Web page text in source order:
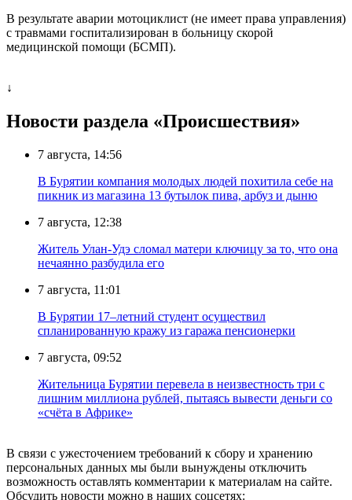
В результате аварии мотоциклист (не имеет права управления)
с травмами госпитализирован в больницу скорой
медицинской помощи (БСМП).
↓
Новости раздела «Происшествия»
7 августа, 14:56
В Бурятии компания молодых людей похитила себе на
пикник из магазина 13 бутылок пива, арбуз и дыню
7 августа, 12:38
Житель Улан-Удэ сломал матери ключицу за то, что она
нечаянно разбудила его
7 августа, 11:01
В Бурятии 17–летний студент осуществил
спланированную кражу из гаража пенсионерки
7 августа, 09:52
Жительница Бурятии перевела в неизвестность три с
лишним миллиона рублей, пытаясь вывести деньги со
«счёта в Африке»
В связи с ужесточением требований к сбору и хранению
персональных данных мы были вынуждены отключить
возможность оставлять комментарии к материалам на сайте.
Обсудить новости можно в наших соцсетях: